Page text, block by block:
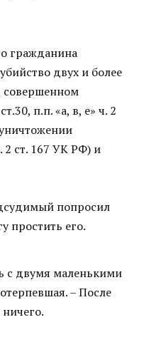
гражданина
двух и более
совершенном
п.п. «а, в, е» ч. 2
2 ст. 167 УК РФ) и
попросил
простить его.
с двумя маленькими
– После